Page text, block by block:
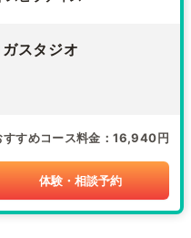
スタジオ
すすめコース料金 16,940円
体験・相談予約